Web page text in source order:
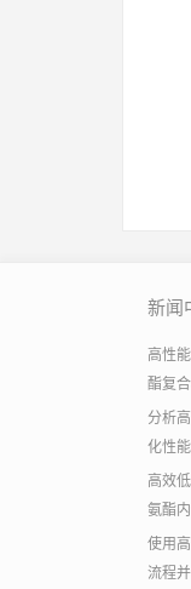
新闻
高性
酯复
分析
化性
高效
氨酯
使用
流程